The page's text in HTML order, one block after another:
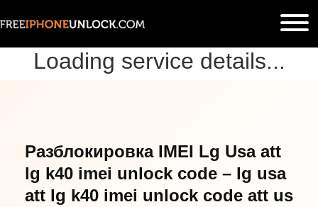
Loading service details...
Разблокировка IMEI Lg Usa att
lg k40 imei unlock code – lg usa
att lg k40 imei unlock code att us